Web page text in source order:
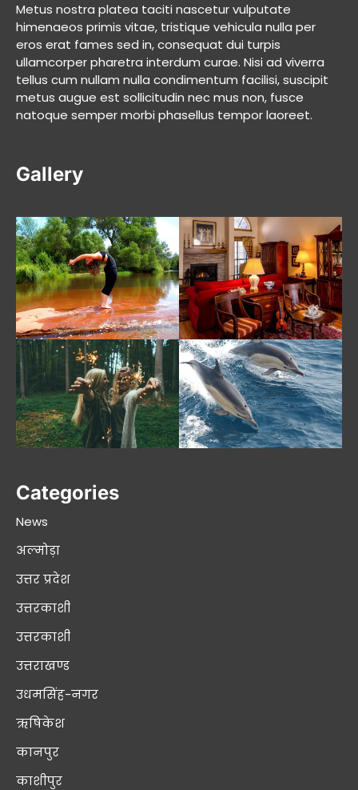
Metus nostra platea taciti nascetur vulputate
himenaeos primis vitae, tristique vehicula nulla per
eros erat fames sed in, consequat dui turpis
ullamcorper pharetra interdum curae. Nisi ad viverra
tellus cum nullam nulla condimentum facilisi, suscipit
metus augue est sollicitudin nec mus non, fusce
natoque semper morbi phasellus tempor laoreet.
Gallery
Categories
News
अल्मोड़ा
उत्तर प्रदेश
उत्तरकाशी
उत्तरकाशी
उत्तराखण्ड
उधमसिंह-नगर
ऋषिकेश
कानपुर
काशीपुर